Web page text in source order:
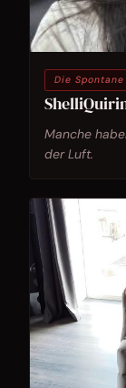
Die Spontane
Manche
der Luft.